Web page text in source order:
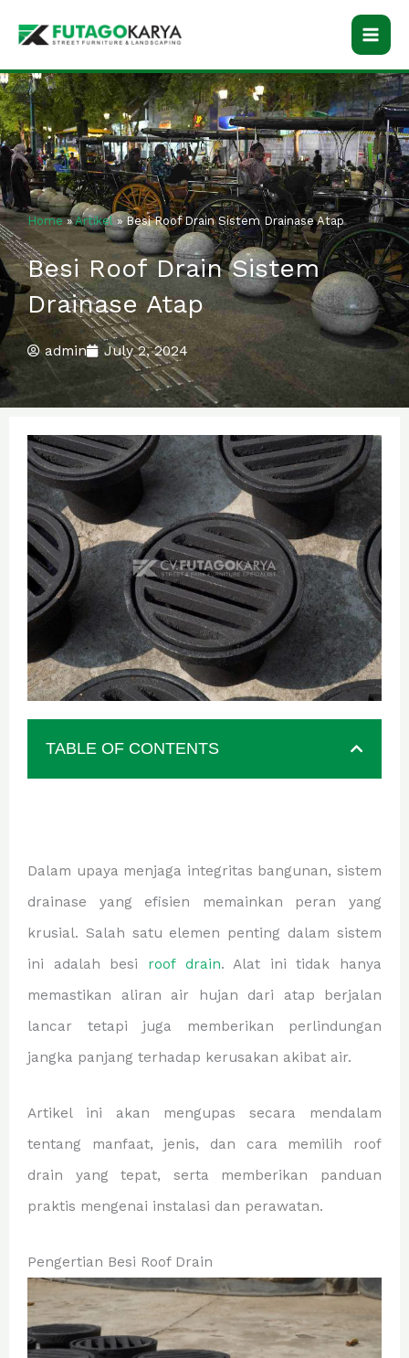
Home»Artikel»Besi Roof Drain Sistem Drainase Atap
Besi Roof Drain Sistem
Drainase Atap
admin July 2, 2024
TABLE OF CONTENTS
Dalam upaya menjaga integritas bangunan, sistem
drainase yang efisien memainkan peran yang
krusial. Salah satu elemen penting dalam sistem
ini adalah besi roof drain. Alat ini tidak hanya
memastikan aliran air hujan dari atap berjalan
lancar tetapi juga memberikan perlindungan
jangka panjang terhadap kerusakan akibat air.
Artikel ini akan mengupas secara mendalam
tentang manfaat, jenis, dan cara memilih roof
drain yang tepat, serta memberikan panduan
praktis mengenai instalasi dan perawatan.
Pengertian Besi Roof Drain